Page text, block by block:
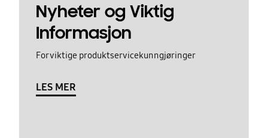
Nyheter og Viktig
Informasjon
For viktige produktservicekunngjøringer
LES MER